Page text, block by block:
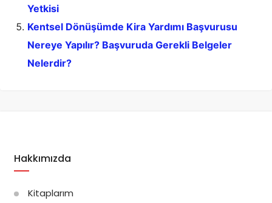
Yetkisi
Kentsel Dönüşümde Kira Yardımı Başvurusu
Nereye Yapılır? Başvuruda Gerekli Belgeler
Nelerdir?
Hakkımızda
Kitaplarım